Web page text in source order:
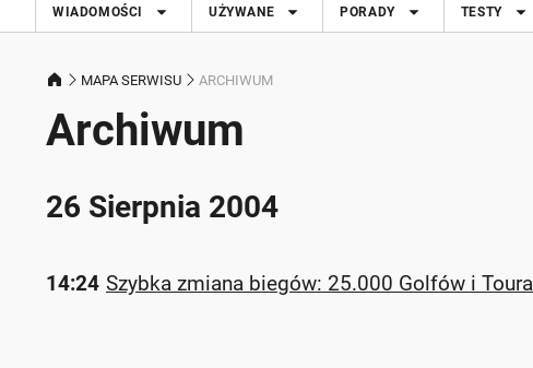
WIADOMOŚCI UŻYWANE PORADY TESTY
MAPA SERWISU ARCHIWUM
Archiwum
26 Sierpnia 2004
14:24 Szybka zmiana biegów: 25.000 Golfów i